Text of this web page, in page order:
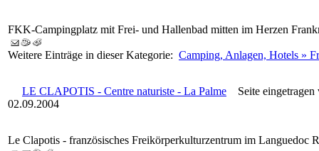
FKK-Campingplatz mit Frei- und Hallenbad mitten im Herzen
Weitere Einträge in dieser Kategorie: Camping, Anlagen, Hotels »
LE CLAPOTIS - Centre naturiste - La Palme Seite
02.09.2004
Le Clapotis - französisches Freikörperkulturzentrum im Languedoc